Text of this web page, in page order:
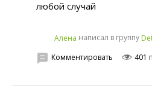
любой случай
Алена написал в группу
Комментировать
401